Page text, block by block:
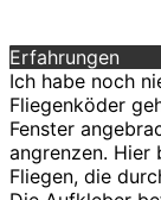
Erfahrungen
Ich habe noch
Fliegenköder
Fenster
angrenzen.
Fliegen, die